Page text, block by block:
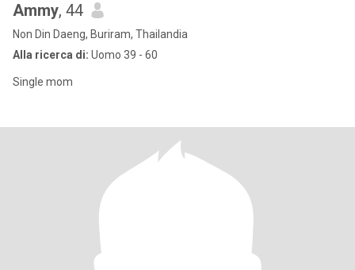
Ammy, 44
Non Din Daeng, Buriram, Thailandia
Alla ricerca di: Uomo 39 - 60
Single mom